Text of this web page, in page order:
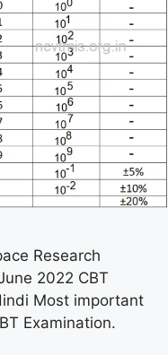
Research
2022 CBT
Most important
Examination.